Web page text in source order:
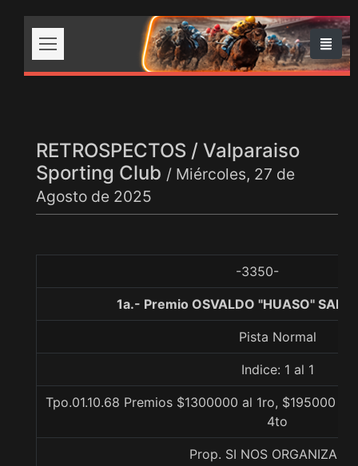
RETROSPECTOS / Valparaiso
Sporting Club / Miércoles, 27 de
Agosto de 2025
-3350-
1a.- Premio OSVALDO "HUASO"
Pista Normal
Indice: 1 al 1
Tpo.01.10.68 Premios $1300000 al 1ro, $195000
4to
Prop. SI NOS